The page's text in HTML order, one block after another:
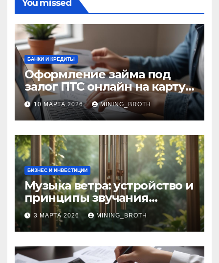
You missed
БАНКИ И КРЕДИТЫ
Оформление займа под
залог ПТС онлайн на карту
без визита в офис: порядок,
требования и документы
10 МАРТА 2026 MINING_BROTH
БИЗНЕС И ИНВЕСТИЦИИ
Музыка ветра: устройство и
принципы звучания
колокольчиков
3 МАРТА 2026 MINING_BROTH